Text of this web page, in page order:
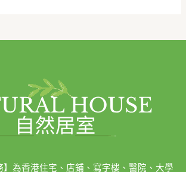
】為香港住宅、店鋪、寫字樓、醫院、大學